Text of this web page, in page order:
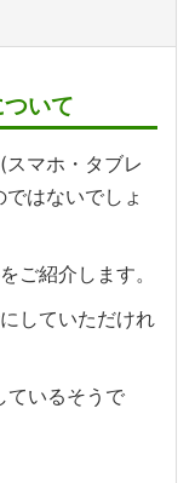
いて
マホ・タブレ
はないでしょ
ご紹介します。
していただけれ
ているそうで